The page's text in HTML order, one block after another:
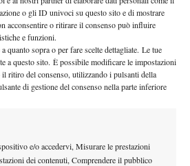
o gli ID univoci su questo sito e di mostrare
acconsentire o ritirare il consenso può influire
e funzioni.
quanto sopra o per fare scelte dettagliate. Le tue
a questo sito. È possibile modificare le impostazioni
ritiro del consenso, utilizzando i pulsanti della
di gestione del consenso nella parte inferiore
e/o accedervi, Misurare le prestazioni
dei contenuti, Comprendere il pubblico